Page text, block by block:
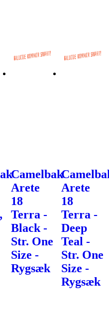
Camelbak
Arete
18
Terra -
Black -
Str. One
Size -
Rygsæk
Arete
18
Terra -
Deep
Teal -
Str. One
Size -
Rygsæk